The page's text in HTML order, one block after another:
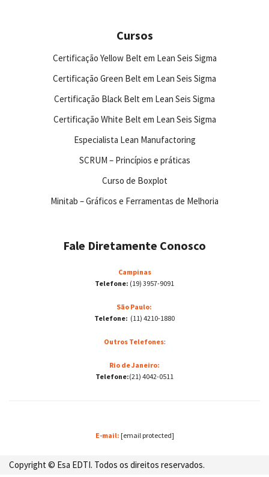
Cursos
Certificação Yellow Belt em Lean Seis Sigma
Certificação Green Belt em Lean Seis Sigma
Certificação Black Belt em Lean Seis Sigma
Certificação White Belt em Lean Seis Sigma
Especialista Lean Manufactoring
SCRUM – Princípios e práticas
Curso de Boxplot
Minitab – Gráficos e Ferramentas de Melhoria
Fale Diretamente Conosco
Campinas
Telefone: (19) 3957-9091
São Paulo:
Telefone: (11) 4210-1880
Outros Telefones:
Rio de Janeiro:
Telefone:(21) 4042-0511
E-mail: [email protected]
Copyright © Esa EDTI. Todos os direitos reservados.